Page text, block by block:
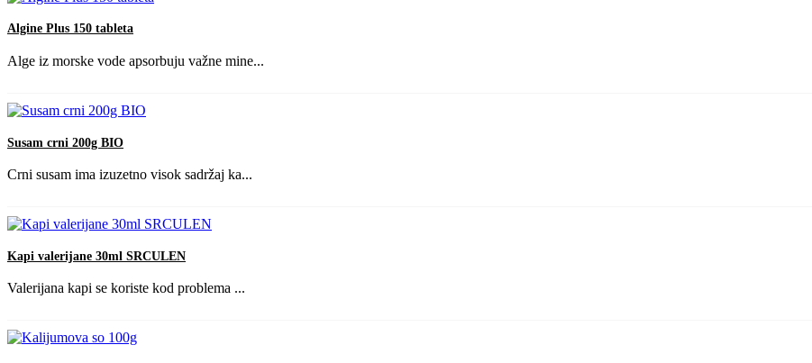
Algine Plus 150 tableta
Alge iz morske vode apsorbuju važne mine...
Susam crni 200g BIO
Crni susam ima izuzetno visok sadržaj ka...
Kapi valerijane 30ml SRCULEN
Valerijana kapi se koriste kod problema ...